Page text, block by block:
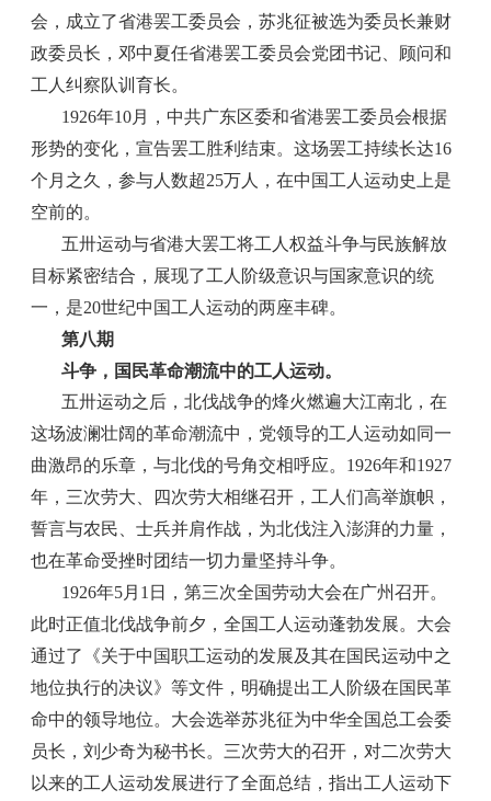
会，成立了省港罢工委员会，苏兆征被选为委员长兼财
政委员长，邓中夏任省港罢工委员会党团书记、顾问和
工人纠察队训育长。
1926年10月，中共广东区委和省港罢工委员会根据
形势的变化，宣告罢工胜利结束。这场罢工持续长达16
个月之久，参与人数超25万人，在中国工人运动史上是
空前的。
五卅运动与省港大罢工将工人权益斗争与民族解放
目标紧密结合，展现了工人阶级意识与国家意识的统
一，是20世纪中国工人运动的两座丰碑。
第八期
斗争，国民革命潮流中的工人运动。
五卅运动之后，北伐战争的烽火燃遍大江南北，在
这场波澜壮阔的革命潮流中，党领导的工人运动如同一
曲激昂的乐章，与北伐的号角交相呼应。1926年和1927
年，三次劳大、四次劳大相继召开，工人们高举旗帜，
誓言与农民、士兵并肩作战，为北伐注入澎湃的力量，
也在革命受挫时团结一切力量坚持斗争。
1926年5月1日，第三次全国劳动大会在广州召开。
此时正值北伐战争前夕，全国工人运动蓬勃发展。大会
通过了《关于中国职工运动的发展及其在国民运动中之
地位执行的决议》等文件，明确提出工人阶级在国民革
命中的领导地位。大会选举苏兆征为中华全国总工会委
员长，刘少奇为秘书长。三次劳大的召开，对二次劳大
以来的工人运动发展进行了全面总结，指出工人运动下